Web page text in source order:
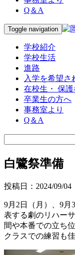
Q＆A
Toggle navigation
学校紹介
学校生活
進路
入学を希望さ
在校生・ 保
卒業生の方へ
事務室より
Q＆A
白鷺祭準備
投稿日：2024/09/04
9月2日（月）、9月
表する劇のリハー
間や本番での立ち
クラスでの練習も